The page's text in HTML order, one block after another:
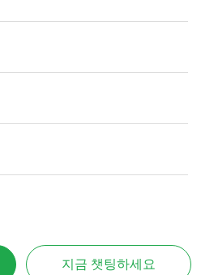
지금 챗팅하세요